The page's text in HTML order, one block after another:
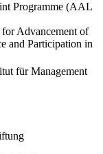
Programme (AAL
Advancement of
and Participation in
für Management